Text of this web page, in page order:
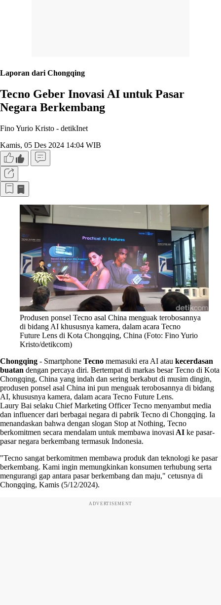
Laporan dari Chongqing
Tecno Geber Inovasi AI untuk Pasar
Negara Berkembang
Fino Yurio Kristo - detikInet
Kamis, 05 Des 2024 14:04 WIB
Produsen ponsel Tecno asal China menguak terobosannya
di bidang AI khususnya kamera, dalam acara Tecno
Future Lens di Kota Chongqing, China (Foto: Fino Yurio
Kristo/detikcom)
Chongqing - Smartphone Tecno memasuki era AI atau kecerdasan
buatan dengan percaya diri. Bertempat di markas besar Tecno di Kota
Chongqing, China yang indah dan sering berkabut di musim dingin,
produsen ponsel asal China ini pun menguak terobosannya di bidang
AI, khususnya kamera, dalam acara Tecno Future Lens.
Laury Bai selaku Chief Marketing Officer Tecno menyambut media
dan influencer dari berbagai negara di pabrik Tecno di Chongqing. Ia
menandaskan bahwa dengan slogan Stop at Nothing, Tecno
berkomitmen secara mendalam untuk membawa inovasi AI ke pasar-
pasar negara berkembang termasuk Indonesia.
"Tecno sangat berkomitmen membawa produk dan teknologi ke pasar
berkembang. Kami ingin memungkinkan konsumen terhubung serta
mengurangi gap antara pasar berkembang dan maju," cetusnya di
Chongqing, Kamis (5/12/2024).
ADVERTISEMENT